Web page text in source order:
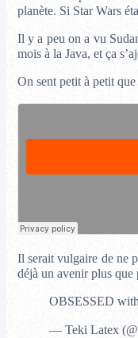
planète. Si Star Wars
Il y a peu on a vu
mois à la Java, et ça
On sent petit à petit
Il serait vulgaire de ne
déjà un avenir plus
OBSESSED
— Teki Latex